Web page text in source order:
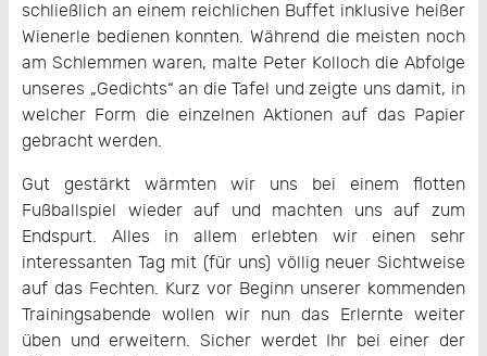
schließlich an einem reichlichen Buffet inklusive heißer
Wienerle bedienen konnten. Während die meisten noch
am Schlemmen waren, malte Peter Kolloch die Abfolge
unseres „Gedichts“ an die Tafel und zeigte uns damit, in
welcher Form die einzelnen Aktionen auf das Papier
gebracht werden.
Gut gestärkt wärmten wir uns bei einem flotten
Fußballspiel wieder auf und machten uns auf zum
Endspurt. Alles in allem erlebten wir einen sehr
interessanten Tag mit (für uns) völlig neuer Sichtweise
auf das Fechten. Kurz vor Beginn unserer kommenden
Trainingsabende wollen wir nun das Erlernte weiter
üben und erweitern. Sicher werdet Ihr bei einer der